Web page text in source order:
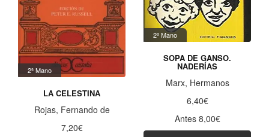
2ª Mano
LA CELESTINA
Rojas, Fernando de
7,20€
2ª Mano
SOPA DE GANSO.
NADERÍAS
Marx, Hermanos
6,40€
Antes 8,00€